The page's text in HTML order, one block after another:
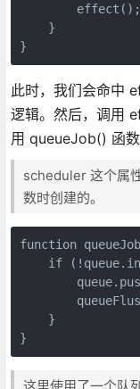
        effect();
    }
}
此时，我们会命中
逻辑。然后，调用
用 queueJob() 函数
scheduler 这个属
数时创建的。
function
if
    }
}
这里使用了一个队